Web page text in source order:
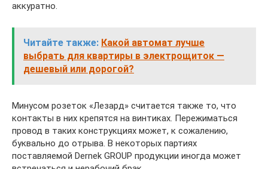
аккуратно.
Читайте также: Какой автомат лучше
выбрать для квартиры в электрощиток —
дешевый или дорогой?
Минусом розеток «Лезард» считается также то, что
контакты в них крепятся на винтиках. Пережиматься
провод в таких конструкциях может, к сожалению,
буквально до отрыва. В некоторых партиях
поставляемой Dernek GROUP продукции иногда может